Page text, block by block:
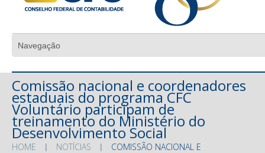
Comissão nacional e coordenadores
estaduais do programa CFC
Voluntário participam de
treinamento do Ministério do
Desenvolvimento Social
HOME NOTÍCIAS
COMISSÃO NACIONAL E